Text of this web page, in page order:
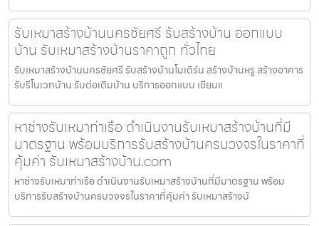
รับเหมาสร้างบ้านนครชัยศรี รับสร้างบ้าน ออกแบบ
บ้าน รับเหมาสร้างบ้านราคาถูก ทั่วไทย
รับเหมาสร้างบ้านนครชัยศรี รับสร้างบ้านโมเดิร์น สร้างบ้านหรู สร้างอาคาร
รับรีโนเวทบ้าน รับต่อเติมบ้าน บริการออกแบบ เขียนแ
หาช่างรับเหมาท่าเรือ ดำเนินงานรับเหมาสร้างบ้านที่มี
มาตรฐาน พร้อมบริการรับสร้างบ้านครบวงจรในราคาที่
คุ้มค่า รับเหมาสร้างบ้าน.com
หาช่างรับเหมาท่าเรือ ดำเนินงานรับเหมาสร้างบ้านที่มีมาตรฐาน พร้อม
บริการรับสร้างบ้านครบวงจรในราคาที่คุ้มค่า รับเหมาสร้างบ้